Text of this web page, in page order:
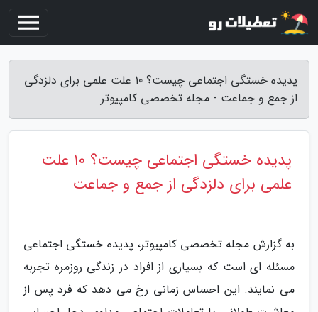
پدیده خستگی اجتماعی چیست؟ 10 علت علمی برای دلزدگی
از جمع و جماعت - مجله تخصصی کامپیوتر
پدیده خستگی اجتماعی چیست؟ 10 علت
علمی برای دلزدگی از جمع و جماعت
به گزارش مجله تخصصی کامپیوتر، پدیده خستگی اجتماعی
مسئله ای است که بسیاری از افراد در زندگی روزمره تجربه
می نمایند. این احساس زمانی رخ می دهد که فرد پس از